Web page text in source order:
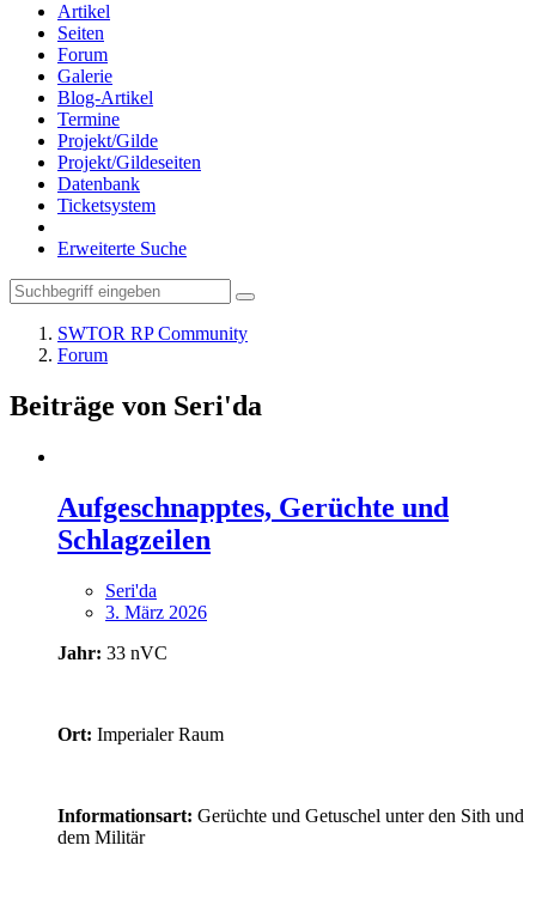
Artikel
Seiten
Forum
Galerie
Blog-Artikel
Termine
Projekt/Gilde
Projekt/Gildeseiten
Datenbank
Ticketsystem
Erweiterte Suche
SWTOR RP Community
Forum
Beiträge von Seri'da
Aufgeschnapptes, Gerüchte und
Schlagzeilen
Seri'da
3. März 2026
Jahr: 33 nVC
Ort: Imperialer Raum
Informationsart: Gerüchte und Getuschel unter den Sith und
dem Militär